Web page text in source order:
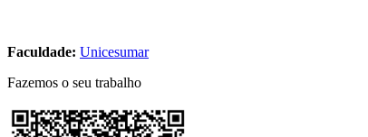
Faculdade: Unicesumar
Fazemos o seu trabalho